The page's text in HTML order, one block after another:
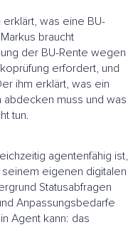
was eine BU-
braucht
der BU-Rente wegen
erfordert, und
ihm erklärt, was ein
abdecken muss und was
tun.
agentenfähig ist,
eigenen digitalen
Statusabfragen
Anpassungsbedarfe
Agent kann: das